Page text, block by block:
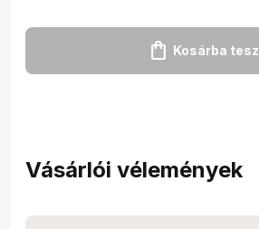
shopping_bag Kosárba tesz
Vásárlói vélemények